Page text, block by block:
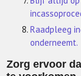
Raadpleeg
onderneemt.
Zorg ervoor